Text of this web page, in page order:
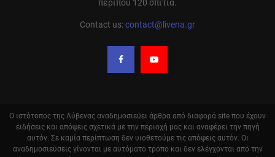
περίπου 120 σπίτια.
Contact us:contact@livena.gr
Ο ιστότοπος της Λύβενας αναδημοσιεύει άρθρα από διαφορά site που έχουν
ειδήσεις και απόψεις σχετικά με την περιοχή μας και αναφέρει την πηγή
αυτόν. Σε καμία περίπτωση δεν υιοθετούμε τις απόψεις αυτόν. Οι
αναδημοσιεύσεις γίνονται με αυτόματο τρόπο και δεν ελέγχονται από την